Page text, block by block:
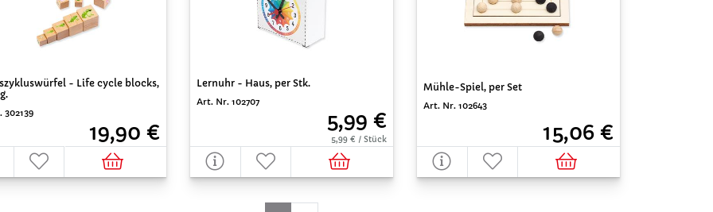
- Life cycle blocks,
19,90 €
Lernuhr - Haus, per Stk.
Art. Nr. 102707
5,99 €
5,99 € / Stück
Mühle-Spiel, per Set
Art. Nr. 102643
15,06 €